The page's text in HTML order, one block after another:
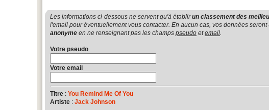
Les informations ci-dessous ne servent qu'à établirun classement des
l'email pour éventuellement vous contacter. En aucun cas, vos données seront
anonyme en ne renseignant pas les champs pseudo etemail.
Votre pseudo
Votre email
Titre : You Remind Me Of You
Artiste : Jack Johnson